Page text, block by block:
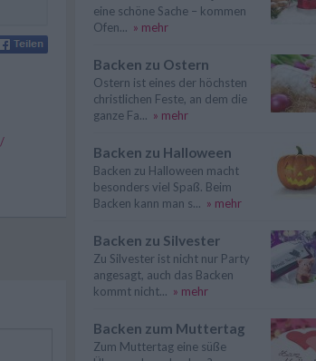
/
eine schöne Sache – kommen
Ofen... » mehr
Backen zu Ostern
Ostern ist eines der höchsten
christlichen Feste, an dem die
ganze Fa... » mehr
Backen zu Halloween
Backen zu Halloween macht
besonders viel Spaß. Beim
Backen kann man s... » mehr
Backen zu Silvester
Zu Silvester ist nicht nur Party
angesagt, auch das Backen
kommt nicht... » mehr
Backen zum Muttertag
Zum Muttertag eine süße